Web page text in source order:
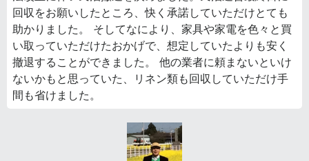
回収をお願いしたところ、快く承諾していただけとても
助かりました。 そしてなにより、家具や家電を色々と買
い取っていただけたおかげで、想定していたよりも安く
撤退することができました。 他の業者に頼まないといけ
ないかもと思っていた、リネン類も回収していただけ手
間も省けました。